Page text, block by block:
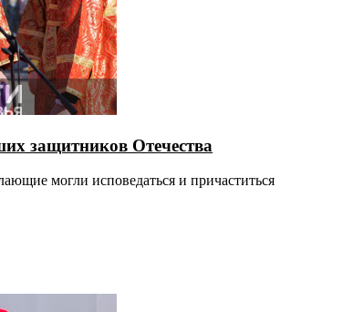
защитников Отечества
могли исповедаться и причаститься